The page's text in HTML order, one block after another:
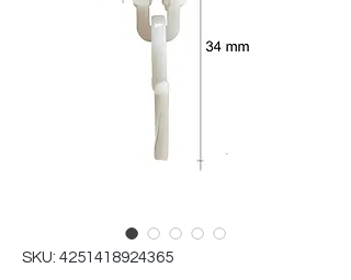
SKU: 4251418924365